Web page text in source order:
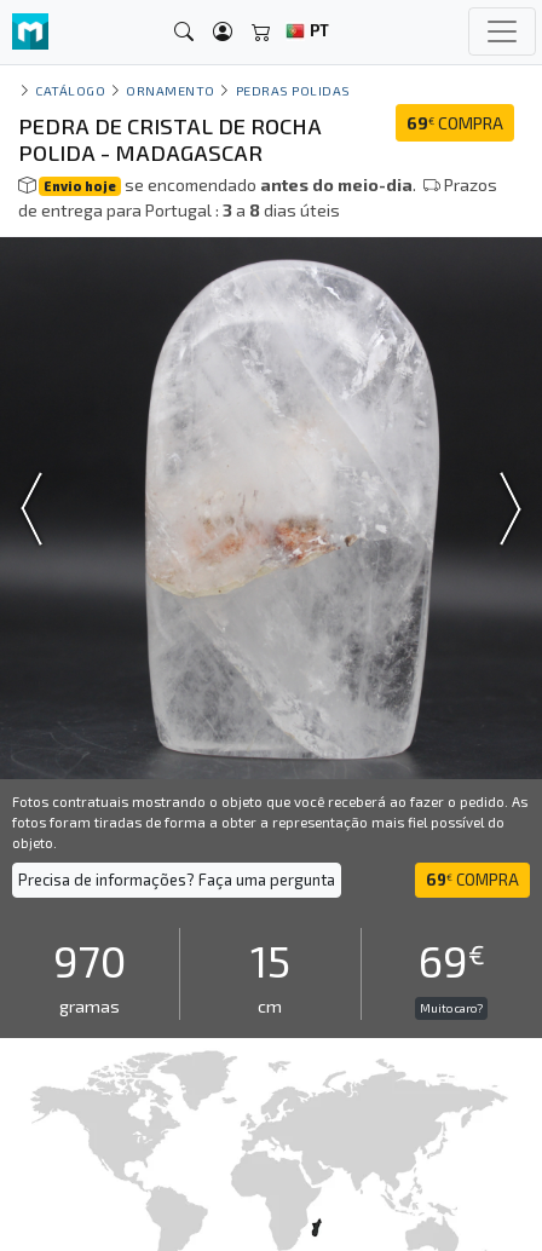
PT
CATÁLOGO ORNAMENTO PEDRAS POLIDAS
69€ COMPRA
PEDRA DE CRISTAL DE ROCHA
POLIDA - MADAGASCAR
Envio hoje se encomendado antes do meio-dia.
Prazos
de entrega para Portugal : 3a 8dias úteis
Fotos contratuais mostrando o objeto que você receberá ao fazer o pedido. As
fotos foram tiradas de forma a obter a representação mais fiel possível do
objeto.
Precisa de informações? Faça uma pergunta 69€ COMPRA
970
gramas
15
cm
69€
Muito caro?